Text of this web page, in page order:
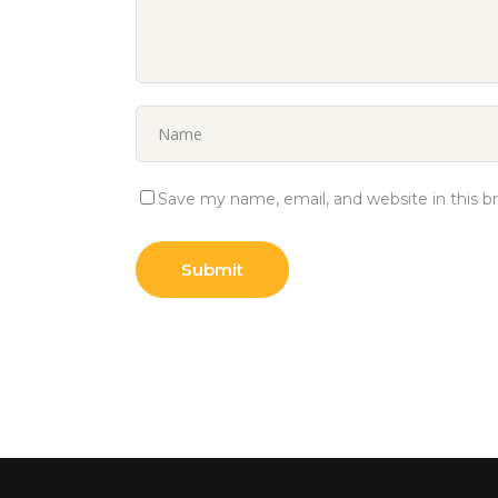
Save my name, email, and website in this